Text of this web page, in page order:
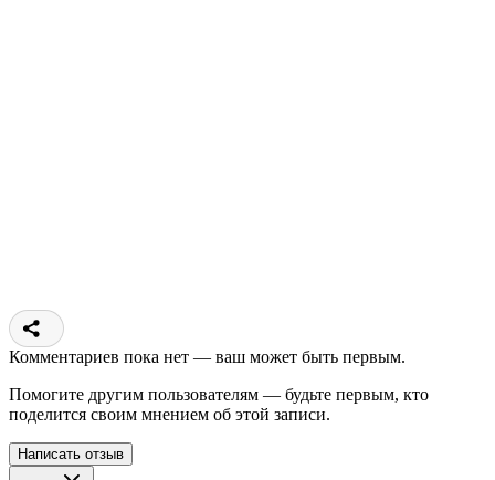
Комментариев пока нет — ваш может быть первым.
Помогите другим пользователям — будьте первым, кто
поделится своим мнением об этой записи.
Написать отзыв